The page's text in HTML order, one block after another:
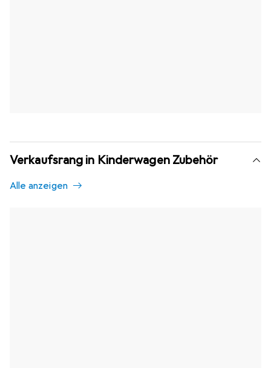
Verkaufsrang in Kinderwagen Zubehör
Alle anzeigen